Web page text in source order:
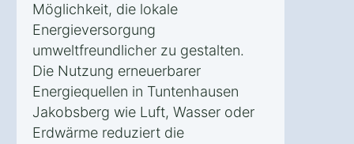
Möglichkeit, die lokale
Energieversorgung
umweltfreundlicher zu gestalten.
Die Nutzung erneuerbarer
Energiequellen in Tuntenhausen
Jakobsberg wie Luft, Wasser oder
Erdwärme reduziert die